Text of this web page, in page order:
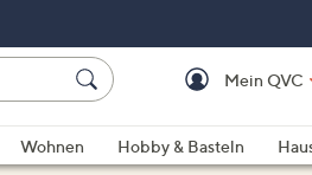
Mein QVC
Wohnen
Hobby & Basteln